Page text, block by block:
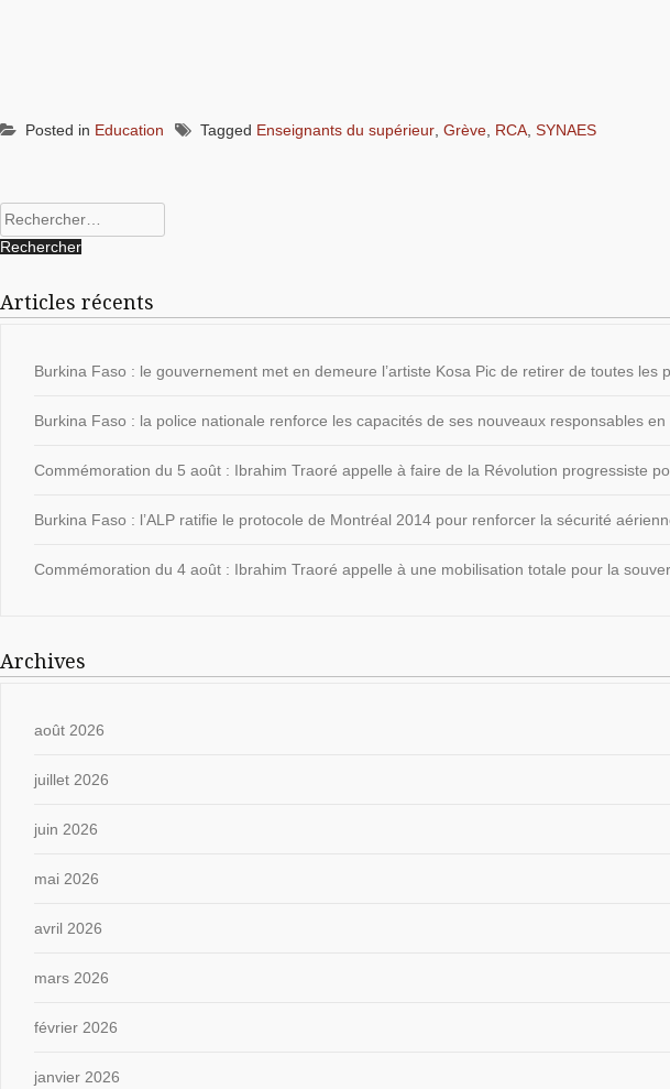
Posted in Education Tagged Enseignants du supérieur Grève RCA SYNAES
Rechercher :
Articles récents
Burkina Faso : le gouvernement met en demeure l’artiste Kosa Pic de retirer de toutes
Burkina Faso : la police nationale renforce les capacités de ses nouveaux responsables
Commémoration du 5 août : Ibrahim Traoré appelle à faire de la Révolution progressiste
Burkina Faso : l’ALP ratifie le protocole de Montréal 2014 pour renforcer la sécurité
Commémoration du 4 août : Ibrahim Traoré appelle à une mobilisation totale pour la
Archives
août 2026
juillet 2026
juin 2026
mai 2026
avril 2026
mars 2026
février 2026
janvier 2026